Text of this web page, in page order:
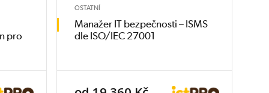
pro
OSTATNÍ
Manažer IT bezpečnosti – ISMS
dle ISO/IEC 27001